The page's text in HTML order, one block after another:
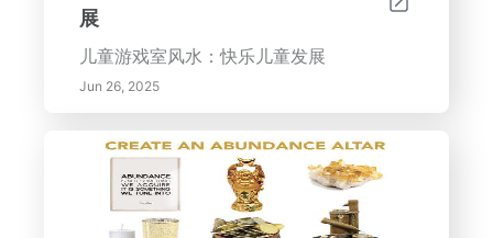
展
儿童游戏室风水：快乐儿童发展
Jun 26, 2025